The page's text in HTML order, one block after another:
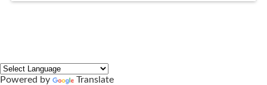
Powered by Translate